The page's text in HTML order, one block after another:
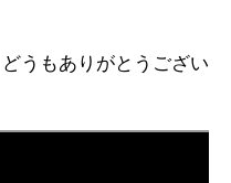
うもありがとうござい